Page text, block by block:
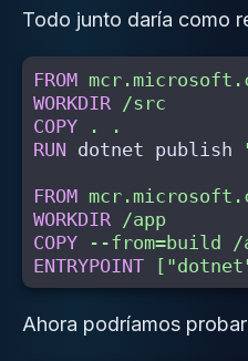
Todo junto daría como
FROM
WORKDIR /src
COPY . .
RUN dotnet publish
FROM
WORKDIR /app
COPY --from=build
ENTRYPOINT
Ahora podríamos